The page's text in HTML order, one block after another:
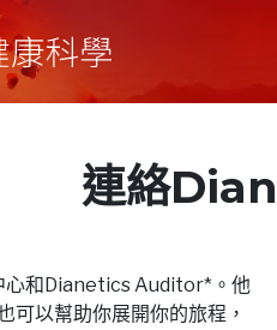
連絡
心和Dianetics Auditor*。他
可以幫助你展開你的旅程，